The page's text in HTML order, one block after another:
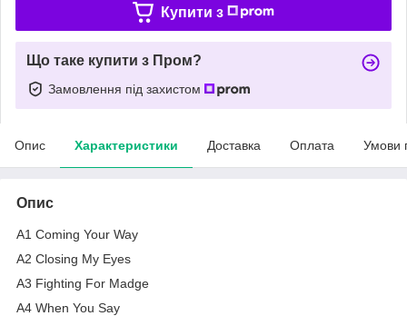
Купити з
Що таке купити з Пром?
Замовлення під захистом
Опис Характеристики Доставка Оплата Умови
Опис
A1 Coming Your Way
A2 Closing My Eyes
A3 Fighting For Madge
A4 When You Say